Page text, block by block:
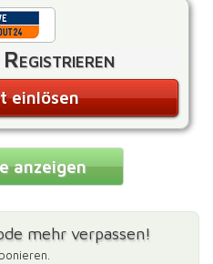
einlösen
anzeigen
mehr verpassen!